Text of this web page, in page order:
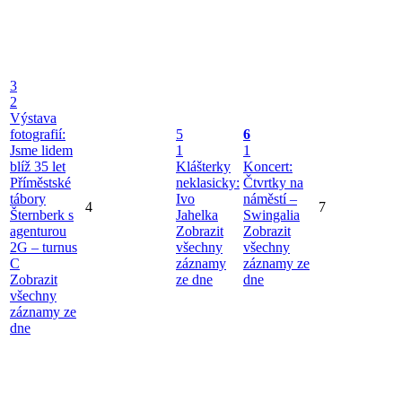
3
2
Výstava
fotografií:
Jsme lidem
blíž 35 let
Příměstské
tábory
Šternberk s
agenturou
2G – turnus
C
Zobrazit
všechny
záznamy ze
dne
4
5
1
Klášterky
neklasicky:
Ivo
Jahelka
Zobrazit
všechny
záznamy
ze dne
6
1
Koncert:
Čtvrtky na
náměstí –
Swingalia
Zobrazit
všechny
záznamy ze
dne
7